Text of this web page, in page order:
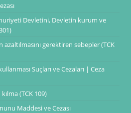
Devletini, Devletin kurum ve
azaltılmasını gerektiren sebepler (TCK
Suçları ve Cezaları | Ceza
(TCK 109)
Maddesi ve Cezası